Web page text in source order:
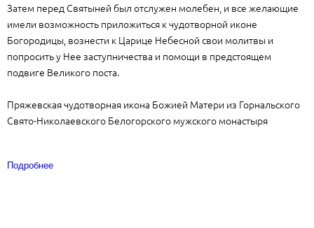
Затем перед Святыней был отслужен молебен, и все желающие
имели возможность приложиться к чудотворной иконе
Богородицы, вознести к Царице Небесной свои молитвы и
попросить у Нее заступничества и помощи в предстоящем
подвиге Великого поста.
Пряжевская чудотворная икона Божией Матери из Горнальского
Свято-Николаевского Белогорского мужского монастыря
Подробнее